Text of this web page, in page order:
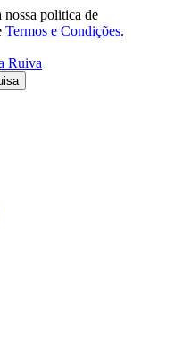
nossa politica de
Termos e Condições.